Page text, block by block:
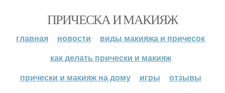
ПРИЧЕСКА И МАКИЯЖ
главная новости
виды макияжа и причесок
как делать прически и макияж
прически и макияж на дому
игры отзывы